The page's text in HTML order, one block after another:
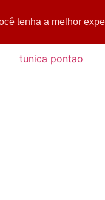
tenha a melhor